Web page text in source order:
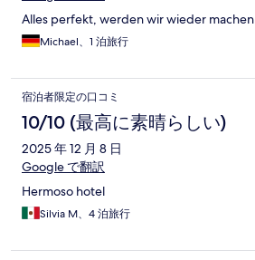
Alles perfekt, werden wir wieder machen
Michael、1 泊旅行
宿泊者限定の口コミ
10/10 (最高に素晴らしい)
2025 年 12 月 8 日
Google で翻訳
Hermoso hotel
Silvia M、4 泊旅行